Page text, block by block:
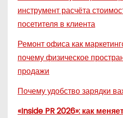
инструмент расчёта
посетителя в клиента
Ремонт офиса как
почему физическое
продажи
Почему удобство зарядки
«Inside PR 2026»: как